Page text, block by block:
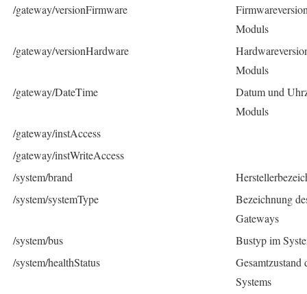
/gateway/versionFirmware
Moduls
/gateway/versionHardware
Moduls
/gateway/DateTime
Datum und
Moduls
/gateway/instAccess
/gateway/instWriteAccess
/system/brand
/system/systemType
Bezeichnung
Gateways
/system/bus
Bustyp im
/system/healthStatus
Gesamtzustand
Systems